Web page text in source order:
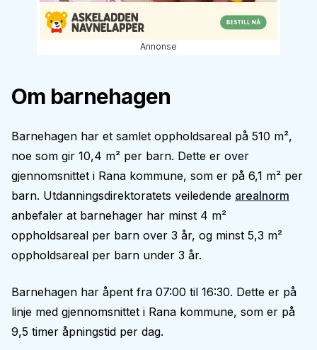
Annonse
Om barnehagen
Barnehagen har et samlet oppholdsareal på 510 m²,
noe som gir 10,4 m² per barn. Dette er over
gjennomsnittet i Rana kommune, som er på 6,1 m² per
barn. Utdanningsdirektoratets veiledende arealnorm
anbefaler at barnehager har minst 4 m²
oppholdsareal per barn over 3 år, og minst 5,3 m²
oppholdsareal per barn under 3 år.
Barnehagen har åpent fra 07:00 til 16:30. Dette er på
linje med gjennomsnittet i Rana kommune, som er på
9,5 timer åpningstid per dag.